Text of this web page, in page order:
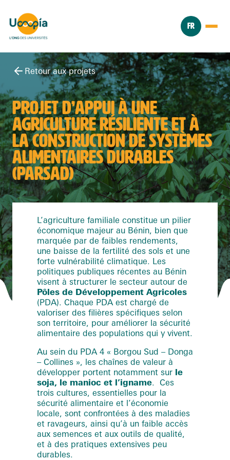
FR
Retour aux projets
PROJET D’APPUI À UNE
AGRICULTURE RÉSILIENTE ET À
LA CONSTRUCTION DE SYSTÈMES
ALIMENTAIRES DURABLES
(PARSAD)
L’agriculture familiale constitue un pilier
économique majeur au Bénin, bien que
marquée par de faibles rendements,
une baisse de la fertilité des sols et une
forte vulnérabilité climatique. Les
politiques publiques récentes au Bénin
visent à structurer le secteur autour de
Pôles de Développement Agricoles
(PDA). Chaque PDA est chargé de
valoriser des filières spécifiques selon
son territoire, pour améliorer la sécurité
alimentaire des populations qui y vivent.
Au sein du PDA 4 « Borgou Sud – Donga
– Collines », les chaînes de valeur à
développer portent notamment sur le
soja, le manioc et l’igname. Ces
trois cultures, essentielles pour la
sécurité alimentaire et l’économie
locale, sont confrontées à des maladies
et ravageurs, ainsi qu’à un faible accès
aux semences et aux outils de qualité,
et à des pratiques extensives peu
durables.